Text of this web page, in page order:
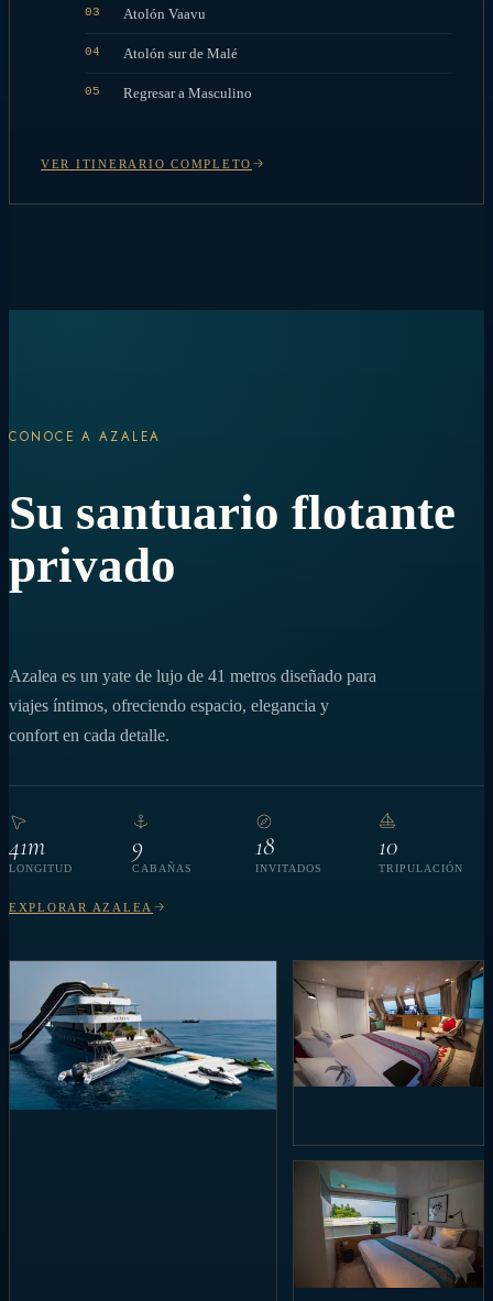
03 Atolón Vaavu
04 Atolón sur de Malé
05 Regresar a Masculino
VER ITINERARIO COMPLETO
CONOCE A AZALEA
Su santuario flotante
privado
Azalea es un yate de lujo de 41 metros diseñado para
viajes íntimos, ofreciendo espacio, elegancia y
confort en cada detalle.
41m
LONGITUD
9
CABAÑAS
18
INVITADOS
10
TRIPULACIÓN
EXPLORAR AZALEA